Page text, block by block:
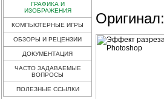
ГРАФИКА И
ИЗОБРАЖЕНИЯ
КОМПЬЮТЕРНЫЕ ИГРЫ
ОБЗОРЫ И РЕЦЕНЗИИ
ДОКУМЕНТАЦИЯ
ЧАСТО ЗАДАВАЕМЫЕ
ВОПРОСЫ
ПОЛЕЗНЫЕ ССЫЛКИ
Оригинал: